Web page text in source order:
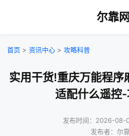
尔靠网
首页 > 资讯中心 > 攻略科普
实用干货!重庆万能程序
适配什么遥控
发布时间：2026-08-
发布者：尔